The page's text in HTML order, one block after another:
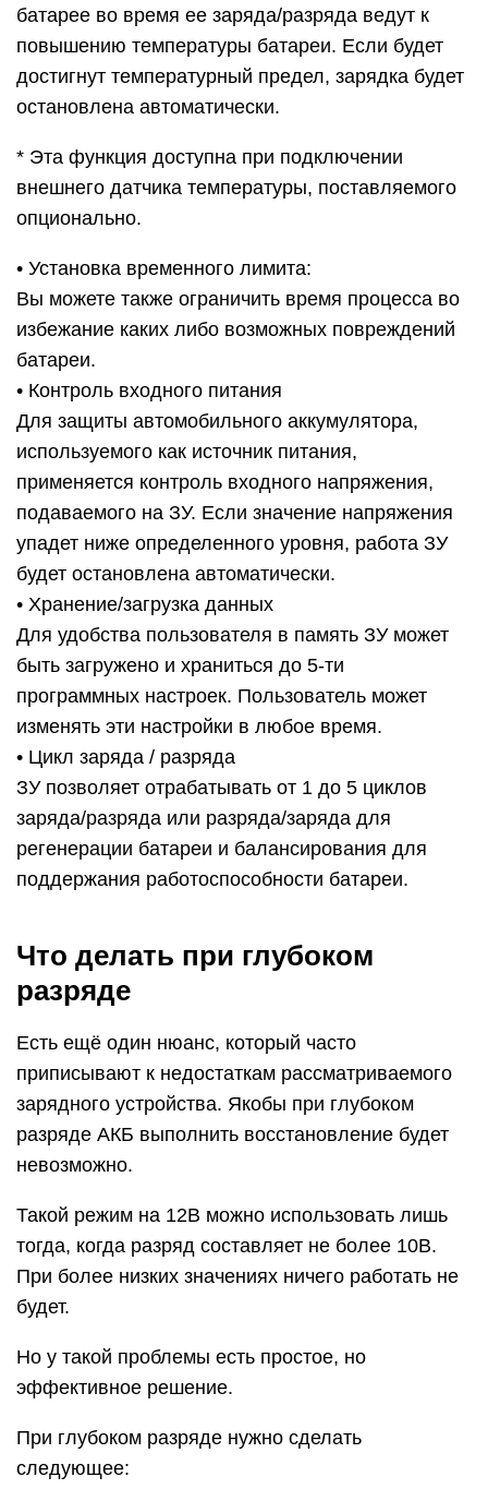
батарее во время ее заряда/разряда ведут к
повышению температуры батареи. Если будет
достигнут температурный предел, зарядка будет
остановлена автоматически.
* Эта функция доступна при подключении
внешнего датчика температуры, поставляемого
опционально.
• Установка временного лимита:
Вы можете также ограничить время процесса во
избежание каких либо возможных повреждений
батареи.
• Контроль входного питания
Для защиты автомобильного аккумулятора,
используемого как источник питания,
применяется контроль входного напряжения,
подаваемого на ЗУ. Если значение напряжения
упадет ниже определенного уровня, работа ЗУ
будет остановлена автоматически.
• Хранение/загрузка данных
Для удобства пользователя в память ЗУ может
быть загружено и храниться до 5-ти
программных настроек. Пользователь может
изменять эти настройки в любое время.
• Цикл заряда / разряда
ЗУ позволяет отрабатывать от 1 до 5 циклов
заряда/разряда или разряда/заряда для
регенерации батареи и балансирования для
поддержания работоспособности батареи.
Что делать при глубоком
разряде
Есть ещё один нюанс, который часто
приписывают к недостаткам рассматриваемого
зарядного устройства. Якобы при глубоком
разряде АКБ выполнить восстановление будет
невозможно.
Такой режим на 12В можно использовать лишь
тогда, когда разряд составляет не более 10В.
При более низких значениях ничего работать не
будет.
Но у такой проблемы есть простое, но
эффективное решение.
При глубоком разряде нужно сделать
следующее: